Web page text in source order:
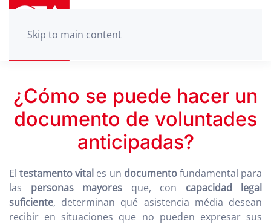
Skip to main content
¿Cómo se puede hacer un
documento de voluntades
anticipadas?
Eltestamento vital es un documentofundamental para
las personas mayores que, con capacidad legal
suficiente, determinan qué asistencia média desean
recibir en situaciones que no pueden expresar sus